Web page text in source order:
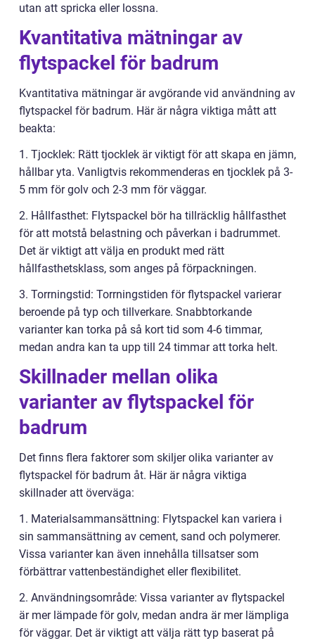
utan att spricka eller lossna.
Kvantitativa mätningar av
flytspackel för badrum
Kvantitativa mätningar är avgörande vid användning av
flytspackel för badrum. Här är några viktiga mått att
beakta:
1. Tjocklek: Rätt tjocklek är viktigt för att skapa en jämn,
hållbar yta. Vanligtvis rekommenderas en tjocklek på 3-
5 mm för golv och 2-3 mm för väggar.
2. Hållfasthet: Flytspackel bör ha tillräcklig hållfasthet
för att motstå belastning och påverkan i badrummet.
Det är viktigt att välja en produkt med rätt
hållfasthetsklass, som anges på förpackningen.
3. Torrningstid: Torrningstiden för flytspackel varierar
beroende på typ och tillverkare. Snabbtorkande
varianter kan torka på så kort tid som 4-6 timmar,
medan andra kan ta upp till 24 timmar att torka helt.
Skillnader mellan olika
varianter av flytspackel för
badrum
Det finns flera faktorer som skiljer olika varianter av
flytspackel för badrum åt. Här är några viktiga
skillnader att överväga:
1. Materialsammansättning: Flytspackel kan variera i
sin sammansättning av cement, sand och polymerer.
Vissa varianter kan även innehålla tillsatser som
förbättrar vattenbeständighet eller flexibilitet.
2. Användningsområde: Vissa varianter av flytspackel
är mer lämpade för golv, medan andra är mer lämpliga
för väggar. Det är viktigt att välja rätt typ baserat på